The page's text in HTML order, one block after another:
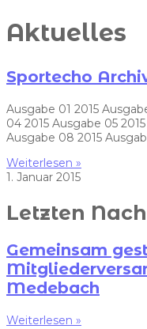
Aktuelles
Sportecho
Ausgabe 01 2015
04 2015 Ausgabe 05
Ausgabe 08 2015
Weiterlesen »
1. Januar 2015
Letzten
Gemeinsam
Medebach
Weiterlesen »